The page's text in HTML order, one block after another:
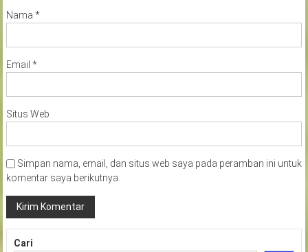
Nama *
Email *
Situs Web
Simpan nama, email, dan situs web saya pada peramban ini untuk
komentar saya berikutnya.
Cari